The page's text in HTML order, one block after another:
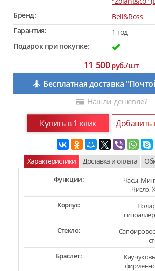
Бренд:
Bell&Ross
Гарантия:
1 год
Подарок при покупке:
11 500руб./шт
Бесплатная доставка
Нашли дешевле?
Купить в 1 клик Добавить
Характеристики Доставка и оплата
Функции:
Часы,
Число,
Корпус:
Стекло:
Браслет: